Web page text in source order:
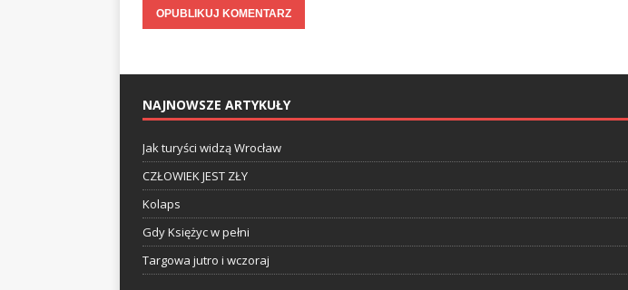
NAJNOWSZE ARTYKUŁY
Jak turyści widzą Wrocław
CZŁOWIEK JEST ZŁY
Kolaps
Gdy Księżyc w pełni
Targowa jutro i wczoraj